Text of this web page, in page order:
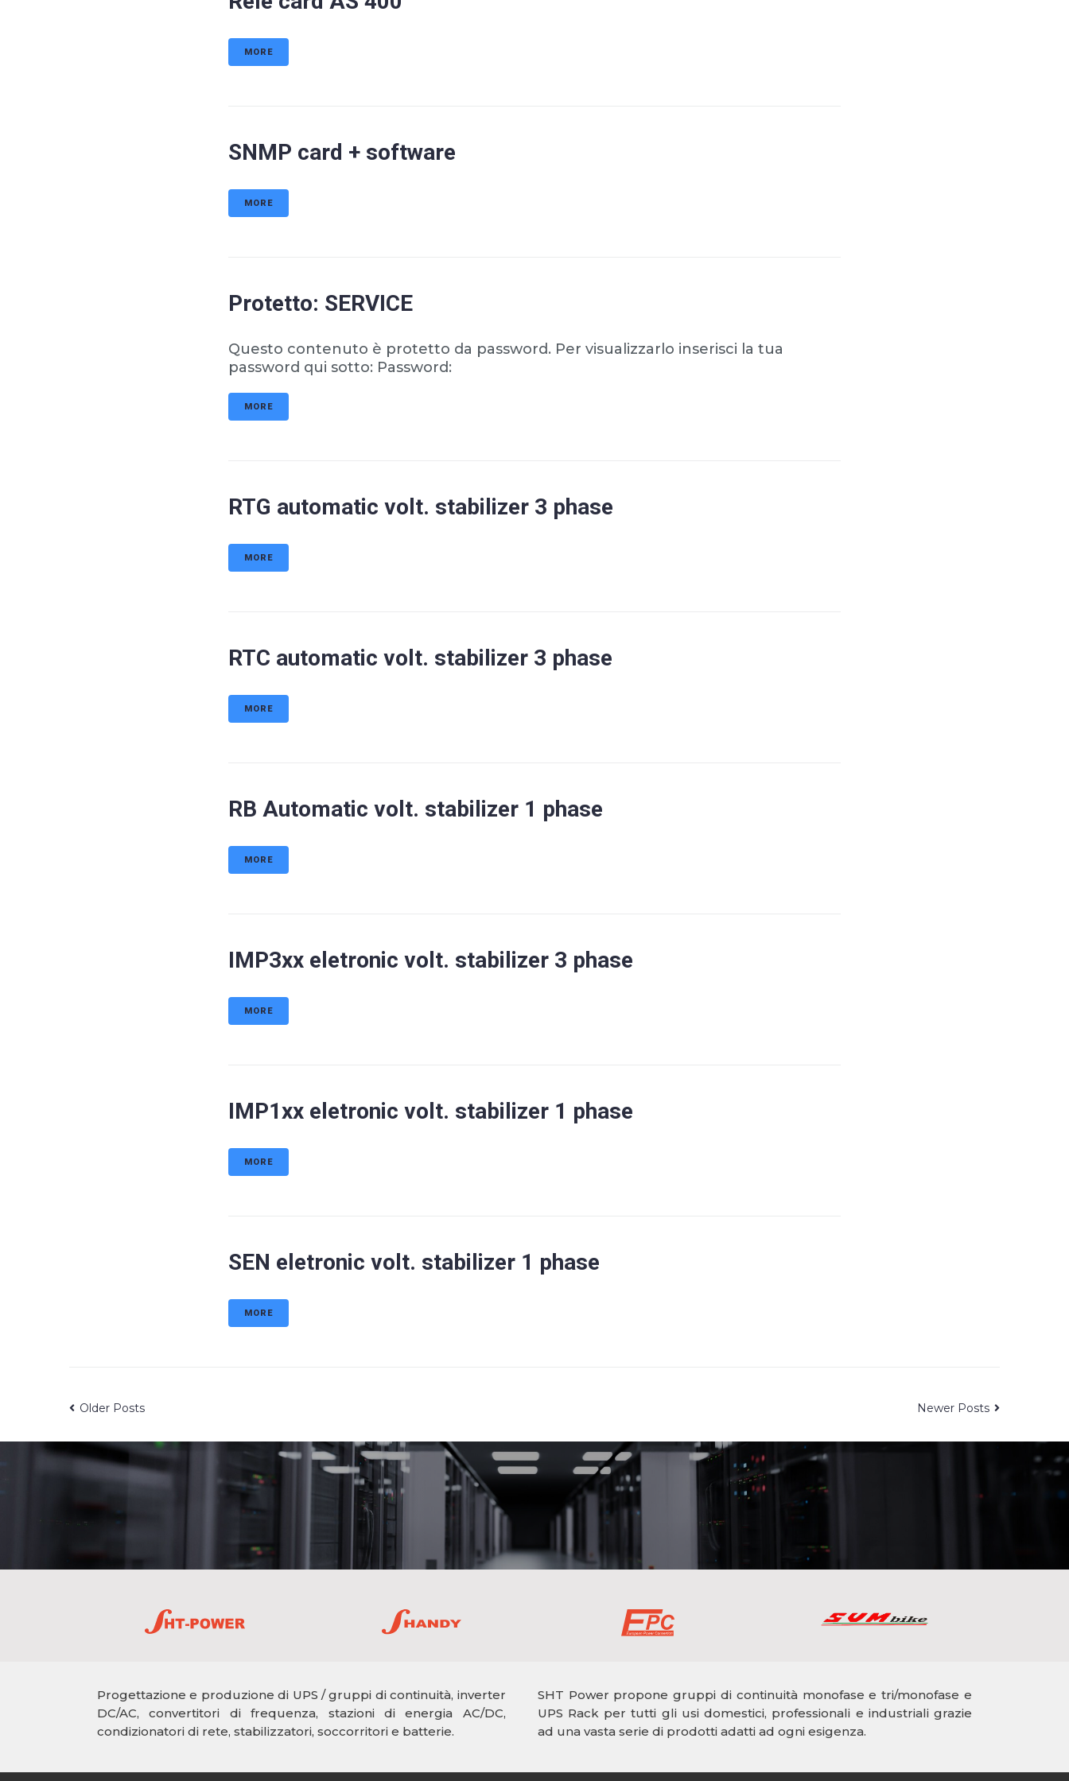
MORE
SNMP card + software
MORE
Protetto: SERVICE
Questo contenuto è protetto da password. Per visualizzarlo inserisci la tua
password qui sotto: Password:
MORE
RTG automatic volt. stabilizer 3 phase
MORE
RTC automatic volt. stabilizer 3 phase
MORE
RB Automatic volt. stabilizer 1 phase
MORE
IMP3xx eletronic volt. stabilizer 3 phase
MORE
IMP1xx eletronic volt. stabilizer 1 phase
MORE
SEN eletronic volt. stabilizer 1 phase
MORE
Older Posts Newer Posts
Progettazione e produzione di UPS / gruppi di continuità, inverter
DC/AC, convertitori di frequenza, stazioni di energia AC/DC,
condizionatori di rete, stabilizzatori, soccorritori e batterie.
SHT Power propone gruppi di continuità monofase e tri/monofase e
UPS Rack per tutti gli usi domestici, professionali e industriali grazie
ad una vasta serie di prodotti adatti ad ogni esigenza.